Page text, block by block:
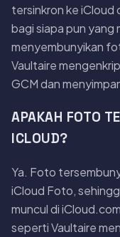
tersinkron ke iCloud
bagi siapa pun yang
menyembunyikan
Vaultaire
GCM dan
APAKAH FOTO
ICLOUD?
Ya. Foto
iCloud Foto,
muncul di
seperti Vaultaire